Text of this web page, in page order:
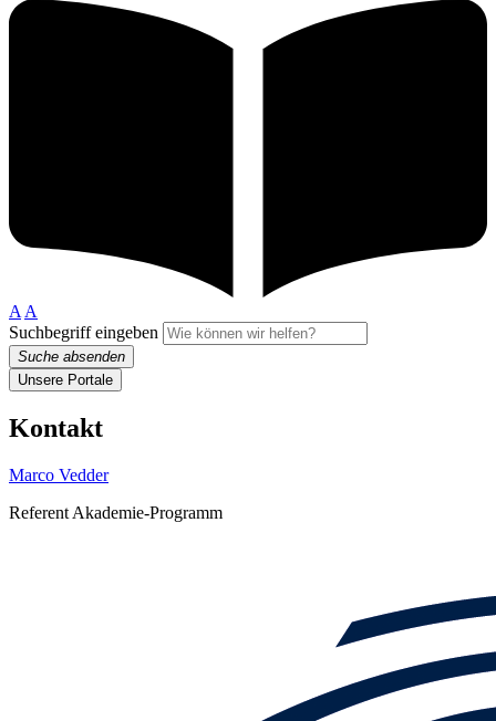
A A
Suchbegriff eingeben
Suche absenden
Unsere Portale
Kontakt
Marco Vedder
Referent Akademie-Programm